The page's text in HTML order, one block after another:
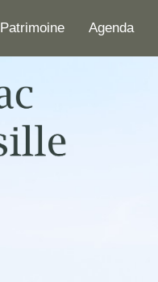
Patrimoine Agenda